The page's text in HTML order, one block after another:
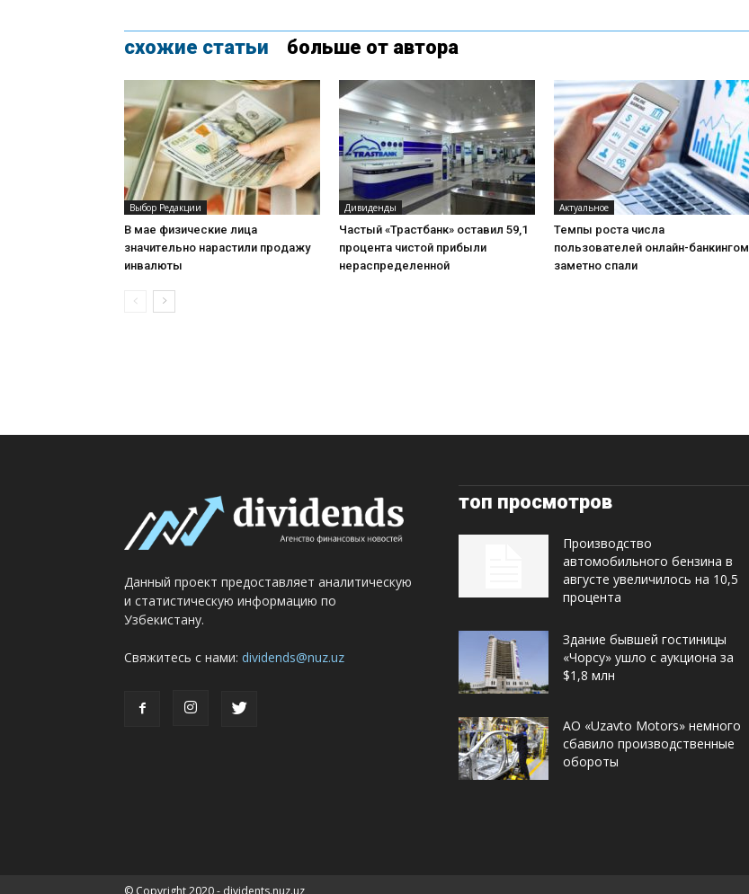
схожие статьи больше от автора
Выбор Редакции
В мае физические лица
значительно нарастили продажу
инвалюты
Дивиденды
Частый «Трастбанк» оставил 59,1
процента чистой прибыли
нераспределенной
Актуальное
Темпы роста числа
пользователей онлайн-банкингом
заметно спали
Данный проект предоставляет аналитическую
и статистическую информацию по
Узбекистану.
Свяжитесь с нами: dividends@nuz.uz
топ просмотров
Производство
автомобильного бензина в
августе увеличилось на 10,5
процента
Здание бывшей гостиницы
«Чорсу» ушло с аукциона за
$1,8 млн
АО «Uzavto Motors» немного
сбавило производственные
обороты
© Copyright 2020 - dividents.nuz.uz